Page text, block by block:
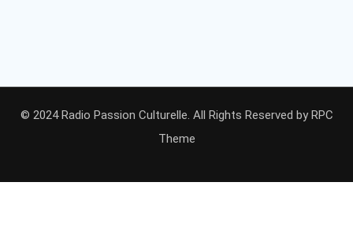
© 2024 Radio Passion Culturelle. All Rights Reserved byRPC
Theme